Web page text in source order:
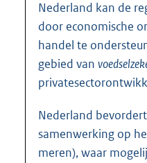
Nederland kan de
door economische
handel te
gebied van
Nederland
samenwerking op
meren), waar